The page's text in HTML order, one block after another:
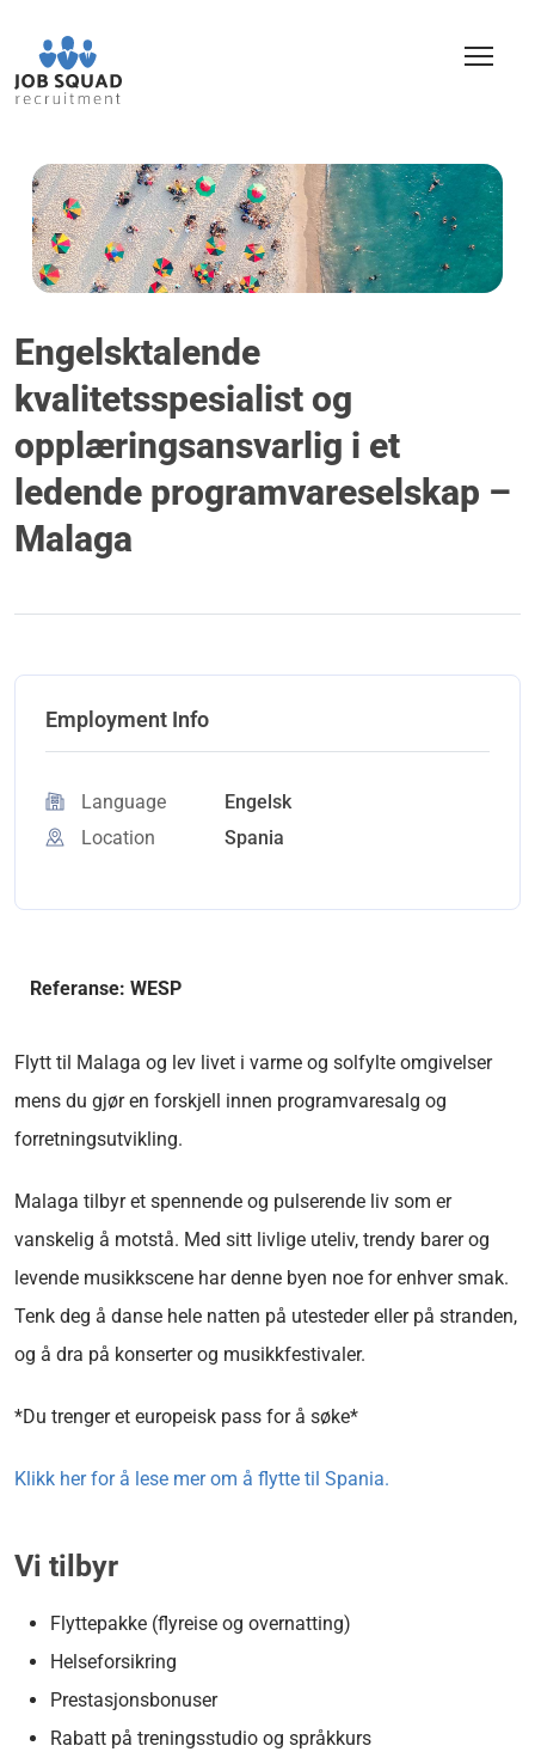
Engelsktalende
kvalitetsspesialist og
opplæringsansvarlig i et
ledende programvareselskap –
Malaga
Employment Info
Language
Engelsk
Location
Spania
Referanse: WESP
Flytt til Malaga og lev livet i varme og solfylte omgivelser
mens du gjør en forskjell innen programvaresalg og
forretningsutvikling.
Malaga tilbyr et spennende og pulserende liv som er
vanskelig å motstå. Med sitt livlige uteliv, trendy barer og
levende musikkscene har denne byen noe for enhver smak.
Tenk deg å danse hele natten på utesteder eller på stranden,
og å dra på konserter og musikkfestivaler.
*Du trenger et europeisk pass for å søke*
Klikk her for å lese mer om å flytte til Spania.
Vi tilbyr
Flyttepakke (flyreise og overnatting)
Helseforsikring
Prestasjonsbonuser
Rabatt på treningsstudio og språkkurs